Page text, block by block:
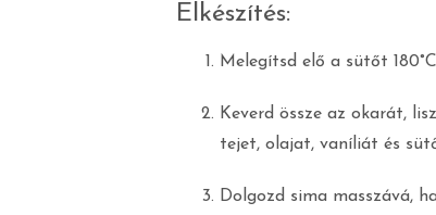
Elkészítés:
Melegítsd elő a sütőt
Keverd össze az okarát,
tejet, olajat, vaníliát és
Dolgozd sima masszává,